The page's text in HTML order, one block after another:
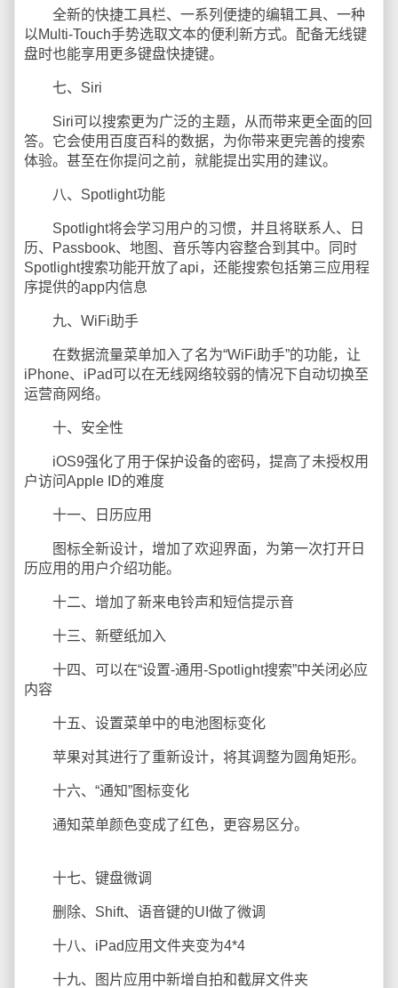
全新的快捷工具栏、一系列便捷的编辑工具、一种
以Multi-Touch手势选取文本的便利新方式。配备无线键
盘时也能享用更多键盘快捷键。
七、Siri
Siri可以搜索更为广泛的主题，从而带来更全面的回
答。它会使用百度百科的数据，为你带来更完善的搜索
体验。甚至在你提问之前，就能提出实用的建议。
八、Spotlight功能
Spotlight将会学习用户的习惯，并且将联系人、日
历、Passbook、地图、音乐等内容整合到其中。同时
Spotlight搜索功能开放了api，还能搜索包括第三应用程
序提供的app内信息
九、WiFi助手
在数据流量菜单加入了名为“WiFi助手”的功能，让
iPhone、iPad可以在无线网络较弱的情况下自动切换至
运营商网络。
十、安全性
iOS9强化了用于保护设备的密码，提高了未授权用
户访问Apple ID的难度
十一、日历应用
图标全新设计，增加了欢迎界面，为第一次打开日
历应用的用户介绍功能。
十二、增加了新来电铃声和短信提示音
十三、新壁纸加入
十四、可以在“设置-通用-Spotlight搜索”中关闭必应
内容
十五、设置菜单中的电池图标变化
苹果对其进行了重新设计，将其调整为圆角矩形。
十六、“通知”图标变化
通知菜单颜色变成了红色，更容易区分。
十七、键盘微调
删除、Shift、语音键的UI做了微调
十八、iPad应用文件夹变为4*4
十九、图片应用中新增自拍和截屏文件夹